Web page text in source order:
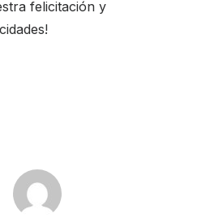
felicitación y